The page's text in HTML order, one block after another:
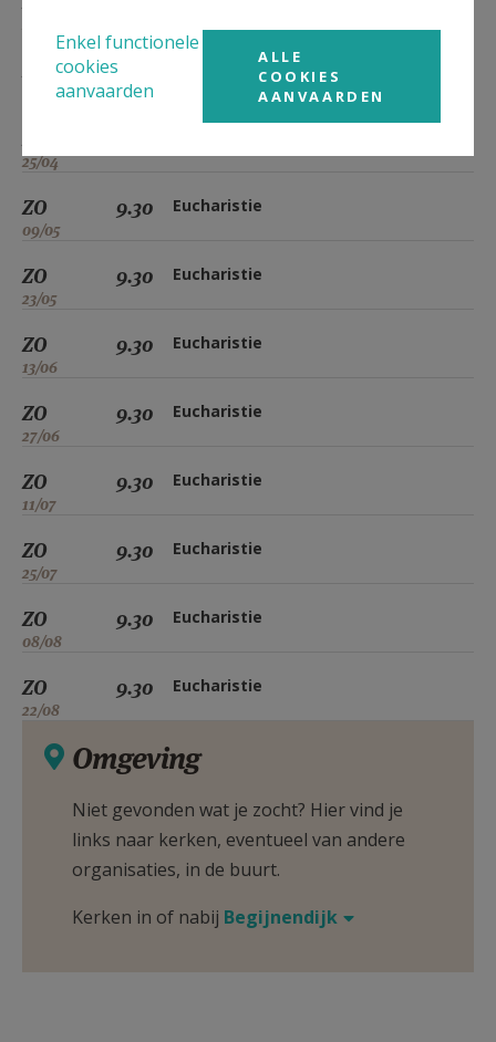
11/04
9.30 Eucharistie
25/04
ZO
09/05
9.30 Eucharistie
ZO
23/05
9.30 Eucharistie
ZO
13/06
9.30 Eucharistie
ZO
27/06
9.30 Eucharistie
ZO
11/07
9.30 Eucharistie
ZO
25/07
9.30 Eucharistie
ZO
08/08
9.30 Eucharistie
ZO
22/08
9.30 Eucharistie
Omgeving
Niet gevonden wat je zocht? Hier vind je
links naar kerken, eventueel van andere
organisaties, in de buurt.
Kerken in of nabij Begijnendijk
Enkel functionele
cookies
aanvaarden
ALLE
COOKIES
AANVAARDEN